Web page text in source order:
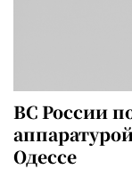
ВС России
Одессе